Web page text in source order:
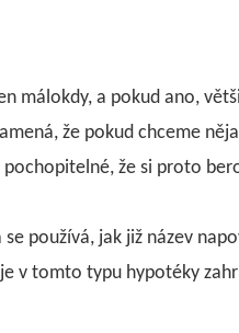
málokdy, a pokud ano,
že pokud chceme
že si proto
se používá, jak již název
v tomto typu hypotéky